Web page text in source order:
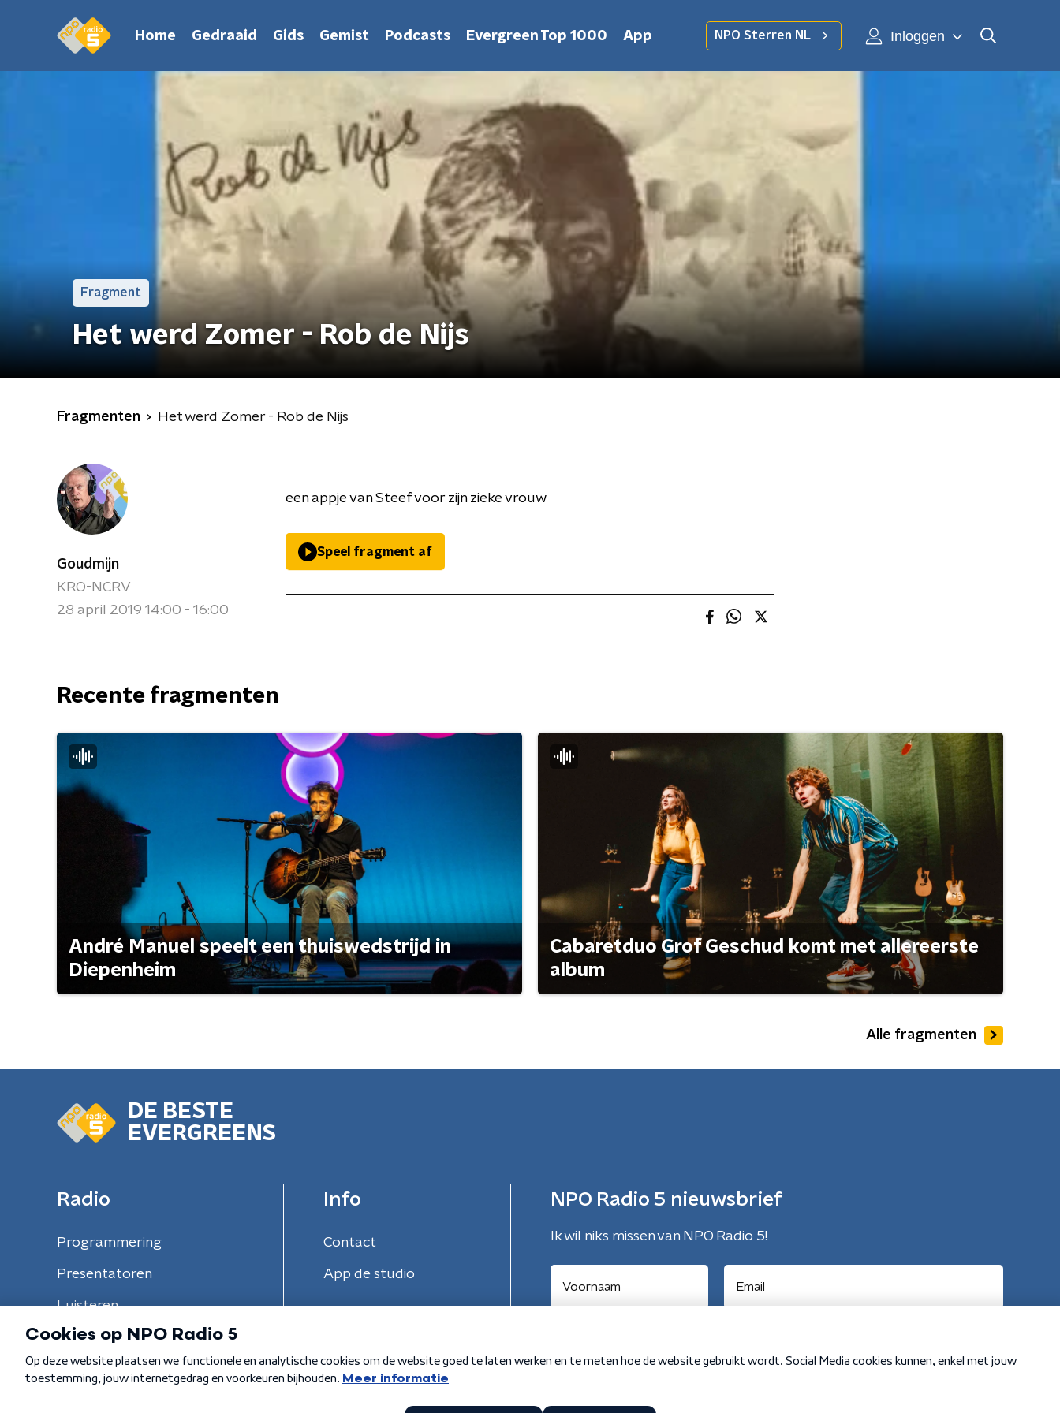
Home Gedraaid Gids Gemist Podcasts Evergreen Top 1000 App NPO Sterren NL Inloggen
Fragment
Het werd Zomer - Rob de Nijs
Fragmenten Het werd Zomer - Rob de Nijs
Goudmijn
KRO-NCRV
28 april 2019 14:00 - 16:00
een appje van Steef voor zijn zieke vrouw
Speel fragment af
Recente fragmenten
André Manuel speelt een thuiswedstrijd in
Diepenheim
Cabaretduo Grof Geschud komt met allereerste
album
Alle fragmenten
DE BESTE
EVERGREENS
Radio
Programmering
Presentatoren
Luisteren
Info
Contact
App de studio
NPO Radio 5 nieuwsbrief
Ik wil niks missen van NPO Radio 5!
Algemene voorwaarden Privacybeleid